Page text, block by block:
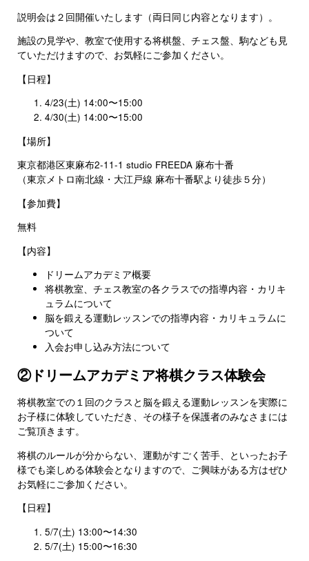
説明会は２回開催いたします（両日同じ内容となります）。
施設の見学や、教室で使用する将棋盤、チェス盤、駒なども見
ていただけますので、お気軽にご参加ください。
【日程】
4/23(土) 14:00〜15:00
4/30(土) 14:00〜15:00
【場所】
東京都港区東麻布2-11-1 studio FREEDA 麻布十番
（東京メトロ南北線・大江戸線 麻布十番駅より徒歩５分）
【参加費】
無料
【内容】
ドリームアカデミア概要
将棋教室、チェス教室の各クラスでの指導内容・カリキ
ュラムについて
脳を鍛える運動レッスンでの指導内容・カリキュラムに
ついて
入会お申し込み方法について
②ドリームアカデミア将棋クラス体験会
将棋教室での１回のクラスと脳を鍛える運動レッスンを実際に
お子様に体験していただき、その様子を保護者のみなさまには
ご覧頂きます。
将棋のルールが分からない、運動がすごく苦手、といったお子
様でも楽しめる体験会となりますので、ご興味がある方はぜひ
お気軽にご参加ください。
【日程】
5/7(土) 13:00〜14:30
5/7(土) 15:00〜16:30